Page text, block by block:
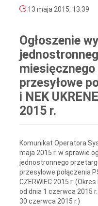
13 maja 2015, 13:39
Ogłoszenie
przesyłowe
i NEK
2015 r.
Komunikat Operatora
maja 2015 r. w sprawie
jednostronnego
przesyłowe połączenia
CZERWIEC 2015 r.
od dnia 1 czerwca 2015
30 czerwca 2015 r.)